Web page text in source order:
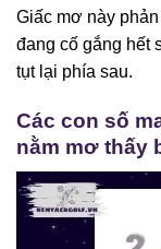
Giấc mơ này
đang cố gắng hết
tụt lại phía sau.
Các con số
nằm mơ thấy